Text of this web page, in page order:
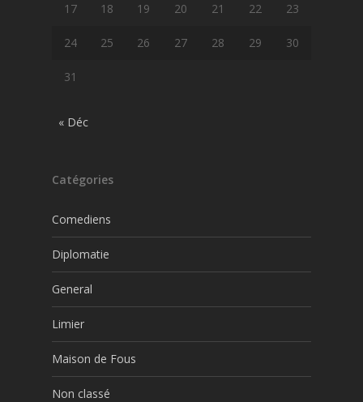
17 18 19 20 21 22 23
24 25 26 27 28 29 30
31
« Déc
Catégories
Comediens
Diplomatie
General
Limier
Maison de Fous
Non classé